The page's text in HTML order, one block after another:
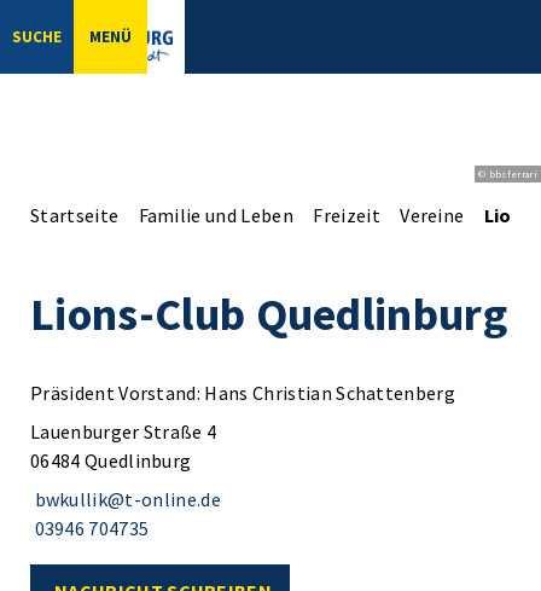
SUCHE MENÜ
© bbsferrari
Startseite Familie und Leben Freizeit Vereine
Lions-Club Quedlinburg
Präsident Vorstand: Hans Christian Schattenberg
Lauenburger Straße 4
06484 Quedlinburg
bwkullik@t-online.de
03946 704735